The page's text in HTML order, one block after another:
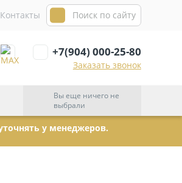
Контакты
+7(904) 000-25-80
Заказать звонок
Вы еще ничего не
выбрали
у менеджеров.